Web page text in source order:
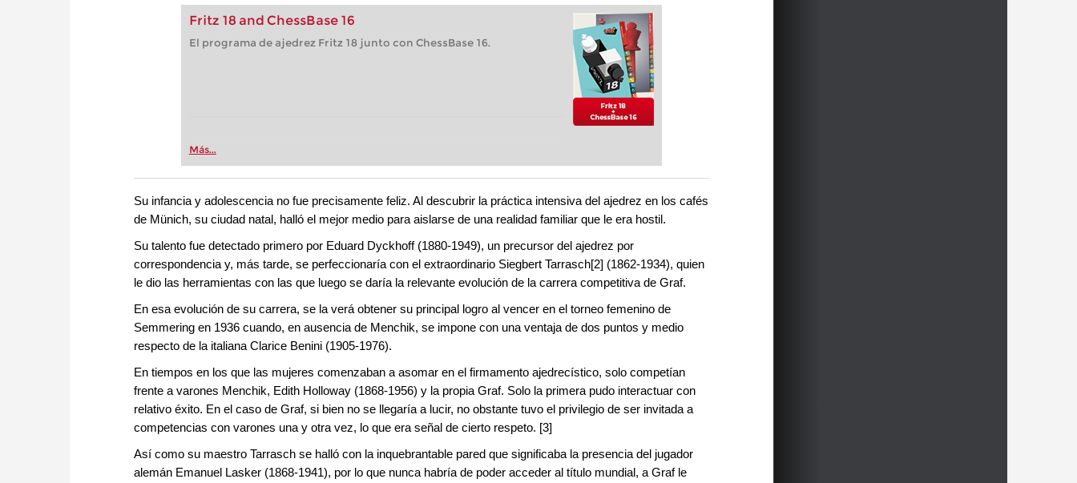
Fritz 18 and ChessBase 16
El programa de ajedrez Fritz 18 junto con ChessBase 16.
Más...
Su infancia y adolescencia no fue precisamente feliz. Al descubrir la práctica intensiva del ajedrez en los cafés
de Münich, su ciudad natal, halló el mejor medio para aislarse de una realidad familiar que le era hostil.
Su talento fue detectado primero por Eduard Dyckhoff (1880-1949), un precursor del ajedrez por
correspondencia y, más tarde, se perfeccionaría con el extraordinario Siegbert Tarrasch[2] (1862-1934), quien
le dio las herramientas con las que luego se daría la relevante evolución de la carrera competitiva de Graf.
En esa evolución de su carrera, se la verá obtener su principal logro al vencer en el torneo femenino de
Semmering en 1936 cuando, en ausencia de Menchik, se impone con una ventaja de dos puntos y medio
respecto de la italiana Clarice Benini (1905-1976).
En tiempos en los que las mujeres comenzaban a asomar en el firmamento ajedrecístico, solo competían
frente a varones Menchik, Edith Holloway (1868-1956) y la propia Graf. Solo la primera pudo interactuar con
relativo éxito. En el caso de Graf, si bien no se llegaría a lucir, no obstante tuvo el privilegio de ser invitada a
competencias con varones una y otra vez, lo que era señal de cierto respeto. [3]
Así como su maestro Tarrasch se halló con la inquebrantable pared que significaba la presencia del jugador
alemán Emanuel Lasker (1868-1941), por lo que nunca habría de poder acceder al título mundial, a Graf le